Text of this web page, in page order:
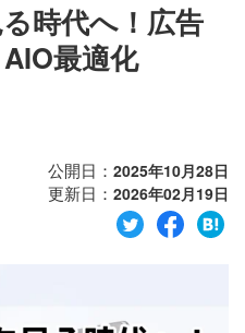
時代へ！広告
最適化
公開日： 2025年10月28日
更新日： 2026年02月19日